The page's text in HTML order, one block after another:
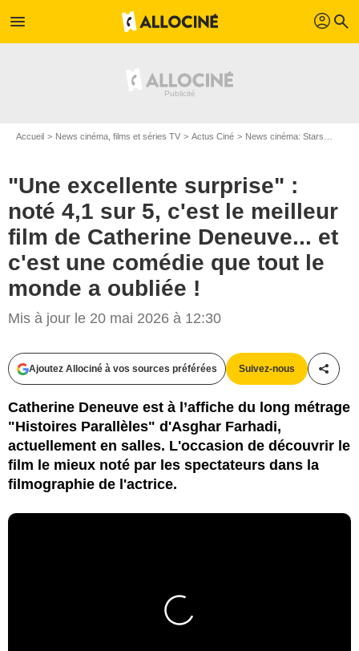
menu profil search
Accueil News cinéma, films et séries TV Actus Ciné News cinéma: Stars
"Une excellente surprise" :
noté 4,1 sur 5, c'est le meilleur
film de Catherine Deneuve... et
c'est une comédie que tout le
monde a oubliée !
Mis à jour le 20 mai 2026 à 12:30
Ajoutez Allociné à vos sources préférées Suivez-nous
Catherine Deneuve est à l’affiche du long métrage
"Histoires Parallèles" d'Asghar Farhadi,
actuellement en salles. L'occasion de découvrir le
film le mieux noté par les spectateurs dans la
filmographie de l'actrice.